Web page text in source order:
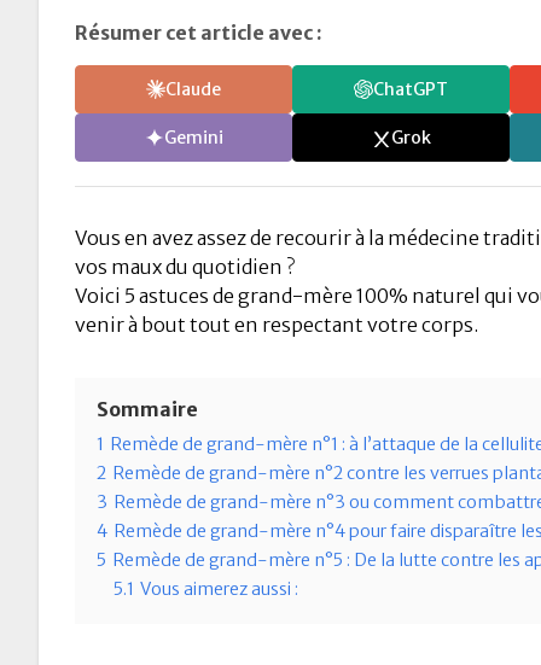
Résumer cet article avec :
Claude ChatGPT
Gemini Grok
Vous en avez assez de recourir à la médecine
vos maux du quotidien ?
Voici 5 astuces de grand-mère 100% naturel qui
venir à bout tout en respectant votre corps.
Sommaire
1 Remède de grand-mère n°1 : à l’attaque de la
2 Remède de grand-mère n°2 contre les verrues
3 Remède de grand-mère n°3 ou comment
4 Remède de grand-mère n°4 pour faire disparaître
5 Remède de grand-mère n°5 : De la lutte contre les
5.1 Vous aimerez aussi :